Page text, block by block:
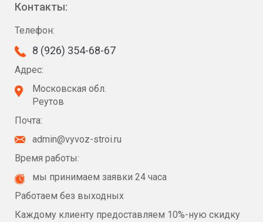
Контакты:
Телефон:
8 (926) 354-68-67
Адрес:
Московская обл.
Реутов
Почта:
admin@vyvoz-stroi.ru
Время работы:
мы принимаем заявки 24 часа
Работаем без выходных
Каждому клиенту предоставляем 10%-ную скидку